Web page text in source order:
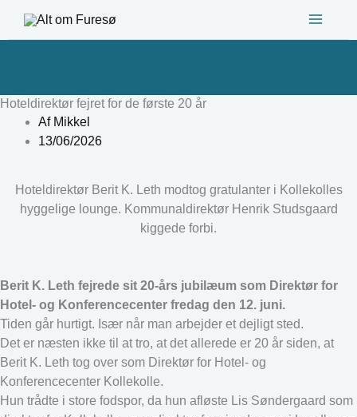
Hoteldirektør fejret for de første 20 år
AfMikkel
13/06/2026
Hoteldirektør Berit K. Leth modtog gratulanter i Kollekolles
hyggelige lounge. Kommunaldirektør Henrik Studsgaard
kiggede forbi.
Berit K. Leth fejrede sit 20-års jubilæum som Direktør for
Hotel- og Konferencecenter fredag den 12. juni.
Tiden går hurtigt. Især når man arbejder et dejligt sted.
Det er næsten ikke til at tro, at det allerede er 20 år siden, at
Berit K. Leth tog over som Direktør for Hotel- og
Konferencecenter Kollekolle.
Hun trådte i store fodspor, da hun afløste Lis Søndergaard som